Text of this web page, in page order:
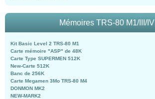
Mémoires TRS-80 M1/III/IV
Kit Basic Level 2 TRS-80 M1
Carte mémoire "ASP" de 48K
Carte Type SUPERMEN 512K
New-Carte 512K
Banc de 256K
Carte Megamen 3Mo TRS-80 M4
DONMON MK2
NEW-MARK2